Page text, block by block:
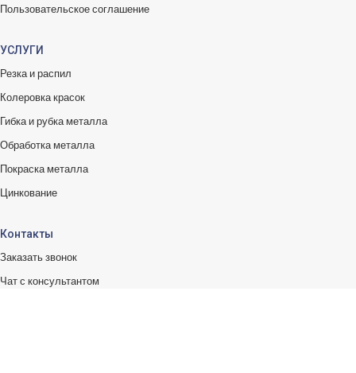
Пользовательское соглашение
УСЛУГИ
Резка и распил
Колеровка красок
Гибка и рубка металла
Обработка металла
Покраска металла
Цинкование
Контакты
Заказать звонок
Чат с консультантом